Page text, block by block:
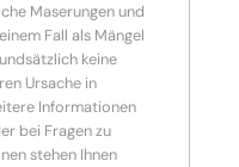
Maserungen und
Fall als Mängel
keine
Ursache in
Informationen
bei Fragen zu
stehen Ihnen